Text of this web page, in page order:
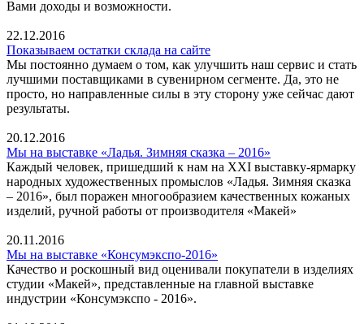
Вами доходы и возможности.
22.12.2016
Показываем остатки склада на сайте
Мы постоянно думаем о том, как улучшить наш сервис и стать
лучшими поставщиками в сувенирном сегменте. Да, это не
просто, но направленные силы в эту сторону уже сейчас дают
результаты.
20.12.2016
Мы на выставке «Ладья. Зимняя сказка – 2016»
Каждый человек, пришедший к нам на XXI выставку-ярмарку
народных художественных промыслов «Ладья. Зимняя сказка
– 2016», был поражен многообразием качественных кожаных
изделий, ручной работы от производителя «Макей»
20.11.2016
Мы на выставке «Консумэкспо-2016»
Качество и роскошный вид оценивали покупатели в изделиях
студии «Макей», представленные на главной выставке
индустрии «Консумэкспо - 2016».